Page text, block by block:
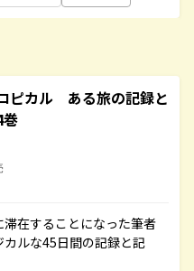
ピカル ある旅の記録と
在することになった筆者
ルな45日間の記録と記